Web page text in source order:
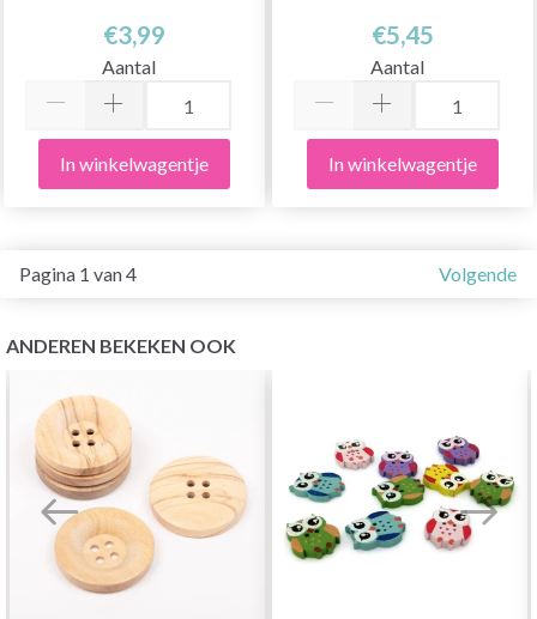
€3,99
Aantal
In winkelwagentje
€5,45
Aantal
In winkelwagentje
Pagina 1 van 4 Volgende
ANDEREN BEKEKEN OOK